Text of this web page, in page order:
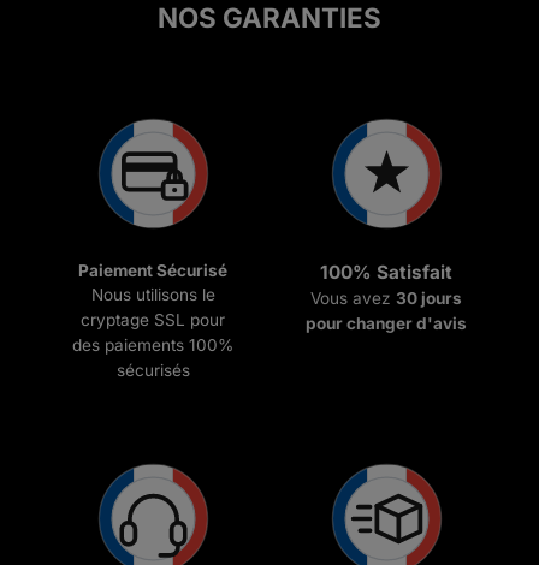
NOS GARANTIES
Paiement Sécurisé
Nous utilisons le
cryptage SSL pour
des paiements 100%
sécurisés
100% Satisfait
Vous avez 30 jours
pour changer d'avis